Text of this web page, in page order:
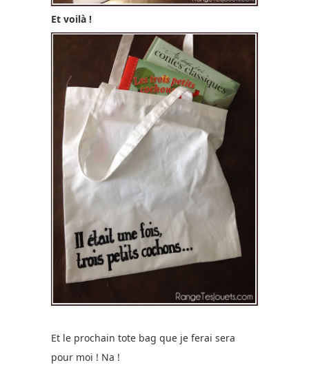
Et voilà !
Et le prochain tote bag que je ferai sera
pour moi ! Na !